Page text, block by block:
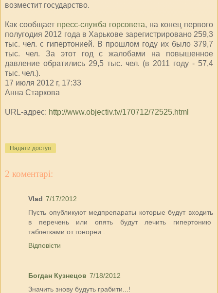
возместит государство.
Как сообщает пресс-служба горсовета, на конец первого
полугодия 2012 года в Харькове зарегистрировано 259,3
тыс. чел. с гипертонией. В прошлом году их было 379,7
тыс. чел. За этот год с жалобами на повышенное
давление обратились 29,5 тыс. чел. (в 2011 году - 57,4
тыс. чел.).
17 июля 2012 г, 17:33
Анна Старкова
URL-адрес: http://www.objectiv.tv/170712/72525.html
Надати доступ
2 коментарі:
Vlad 7/17/2012
Пусть опубликуют медпрепараты которые будут входить
в перечень или опять будут лечить гипертонию
таблетками от гонореи .
Відповісти
Богдан Кузнецов 7/18/2012
Значить знову будуть грабити...!